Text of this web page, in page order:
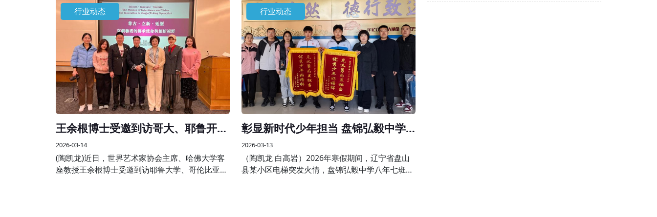
地人和、美好祥和生活的祈愿，抒发新时代的“精
气神”。
年艺术积淀与世界大同、世界和平的美学思想融于
一堂，为全球学界、艺术界同仁呈现了一场跨越边
界的艺术盛宴。
行业动态
王余根博士受邀到访哥大、耶鲁开展
艺术学术交流
2026-03-14
(陶凯龙)近日，世界艺术家协会主席、哈佛大学客
座教授王余根博士受邀到访耶鲁大学、哥伦比亚大
行业动态
彰显新时代少年担当 盘锦弘毅中学
学子见义勇为受表彰
2026-03-13
（陶凯龙 白高岩）2026年寒假期间，辽宁省盘山
县某小区电梯突发火情，盘锦弘毅中学八年七班王